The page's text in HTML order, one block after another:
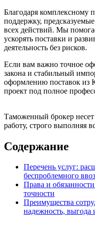
Благодаря комплексному
поддержку,
всех действий. Мы
ускорять поставки и
деятельность без рисков.
Если вам важно точное
закона и стабильный
оформлению поставок из
проект под полное
Таможенный брокер
работу, строго выполняя
Содержание
Перечень услуг:
беспроблемного
Права и
точности
Преимущества
надежность, выгода